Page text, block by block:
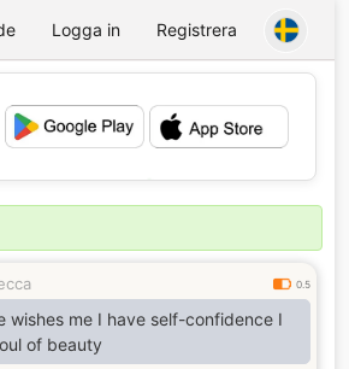
Logga in Registrera
💕
0.5
wishes me I have self-confidence I
of beauty